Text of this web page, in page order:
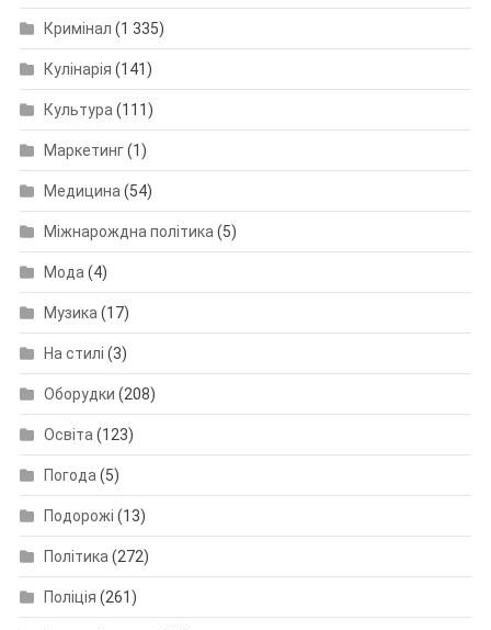
Кримінал (1 335)
Кулінарія (141)
Культура(111)
Маркетинг(1)
Медицина(54)
Міжнарождна політика(5)
Мода(4)
Музика(17)
На стилі (3)
Оборудки (208)
Освіта(123)
Погода(5)
Подорожі (13)
Політика(272)
Поліція (261)